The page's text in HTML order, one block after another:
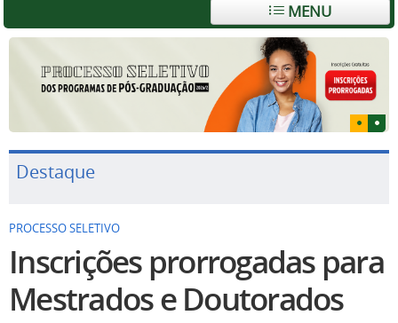
MENU
Destaque
PROCESSO SELETIVO
Inscrições prorrogadas para
Mestrados e Doutorados